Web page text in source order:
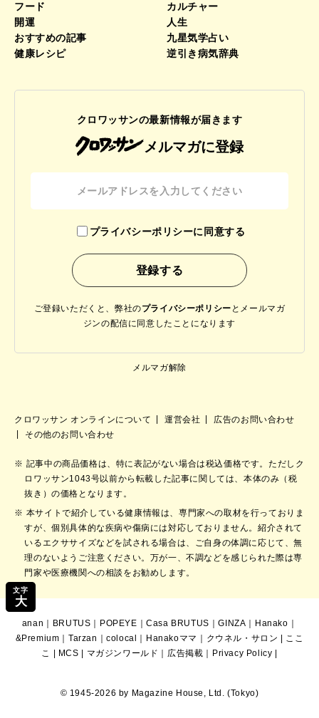
文字
大
フード
カルチャー
開運
人生
おすすめの記事
九星気学占い
健康レシピ
逆引き病気辞典
クロワッサンの最新情報が届きます
メルマガに登録
プライバシーポリシーに同意する
ご登録いただくと、弊社のプライバシーポリシー と メールマガ
ジンの配信に同意したことになります
メルマガ解除
クロワッサン オンラインについて 運営会社
広告のお問い合わせ
その他のお問い合わせ
記事中の商品価格は、特に表記がない場合は税込価格です。ただしク
ロワッサン1043号以前から転載した記事に関しては、本体のみ（税
抜き）の価格となります。
本サイトで紹介している健康情報は、専門家への取材を行っておりま
すが、個別具体的な疾病や傷病には対応しておりません。紹介されて
いるエクササイズなどを試される場合は、ご自身の体調に応じて、無
理のないようご注意ください。万が一、不調などを感じられた際は専
門家や医療機関への相談をお勧めします。
anan BRUTUS POPEYE ｜Casa BRUTUS ｜GINZA Hanako
&Premium ｜Tarzan ｜colocal Hanakoママ クウネル・サロン
ここ
こ
MCS マガジンワールド 広告掲載 Privacy Policy
© 1945-2026 by Magazine House, Ltd. (Tokyo)